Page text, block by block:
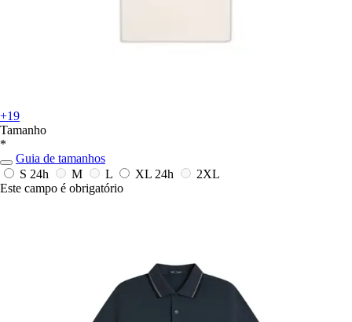
+19
Tamanho
*
Guia de tamanhos
S 24h M L XL 24h
2XL
Este campo é obrigatório